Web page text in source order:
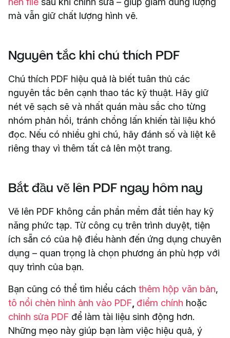
mà vẫn giữ chất lượng hình vẽ.
Nguyên tắc khi chú thích PDF
Chú thích PDF hiệu quả là biết tuân thủ các
nguyên tắc bên cạnh thao tác kỹ thuật. Hãy giữ
nét vẽ sạch sẽ và nhất quán màu sắc cho từng
nhóm phản hồi, tránh chồng lấn khiến tài liệu khó
đọc. Nếu có nhiều ghi chú, hãy đánh số và liệt kê
riêng thay vì thêm tất cả lên một trang.
Bắt đầu vẽ lên PDF ngay hôm nay
Vẽ lên PDF không cần phần mềm đắt tiền hay kỹ
năng phức tạp. Từ công cụ trên trình duyệt, tiện
ích sẵn có của hệ điều hành đến ứng dụng chuyên
dụng – quan trọng là chọn phương án phù hợp với
quy trình của bạn.
Bạn cũng có thể tìm hiểu cách thêm hộp văn bản,
tô nổi chèn hình ảnh vào PDF điểm chính hoặc
chỉnh sửa PDF để làm tài liệu sinh động hơn.
Những mẹo này giúp bạn làm việc hiệu quả, ý